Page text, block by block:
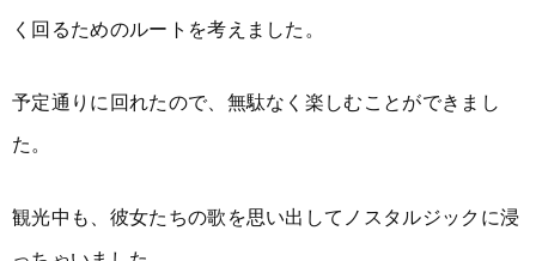
く回るためのルートを考えました。
予定通りに回れたので、無駄なく楽しむことができまし
た。
観光中も、彼女たちの歌を思い出してノスタルジックに浸